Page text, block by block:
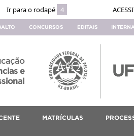
Ir para o rodapé 4
CONCURSOS EDITAIS
e
MATRÍCULAS